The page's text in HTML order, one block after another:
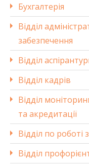
Бухгалтерія
Відділ
забезпечення
Відділ
Відділ кадрів
Відділ
та акредитації
Відділ по
Відділ